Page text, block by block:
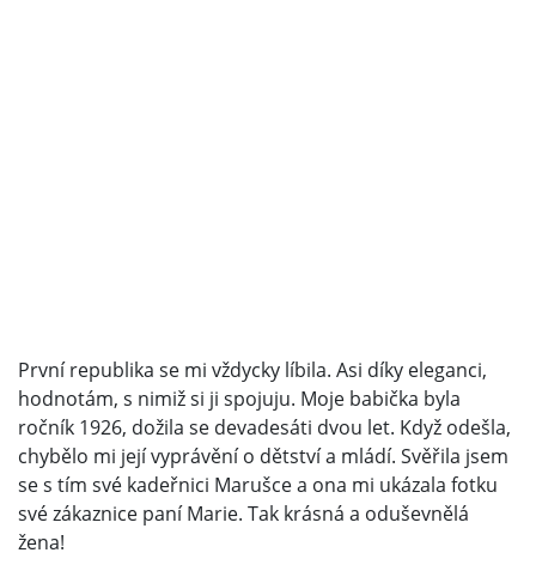
První republika se mi vždycky líbila. Asi díky eleganci,
hodnotám, s nimiž si ji spojuju. Moje babička byla
ročník 1926, dožila se devadesáti dvou let. Když odešla,
chybělo mi její vyprávění o dětství a mládí. Svěřila jsem
se s tím své kadeřnici Marušce a ona mi ukázala fotku
své zákaznice paní Marie. Tak krásná a oduševnělá
žena!